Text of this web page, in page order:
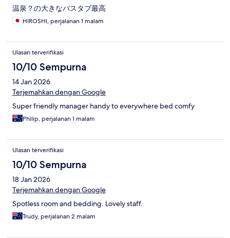
温泉？の大きなバスタブ最高
HIROSHI, perjalanan 1 malam
Ulasan terverifikasi
10/10 Sempurna
14 Jan 2026
Terjemahkan dengan Google
Super friendly manager handy to everywhere bed comfy
Philip, perjalanan 1 malam
Ulasan terverifikasi
10/10 Sempurna
18 Jan 2026
Terjemahkan dengan Google
Spotless room and bedding. Lovely staff.
Trudy, perjalanan 2 malam